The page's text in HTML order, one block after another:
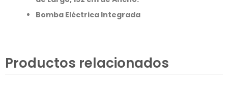
Bomba Eléctrica Integrada
Productos relacionados